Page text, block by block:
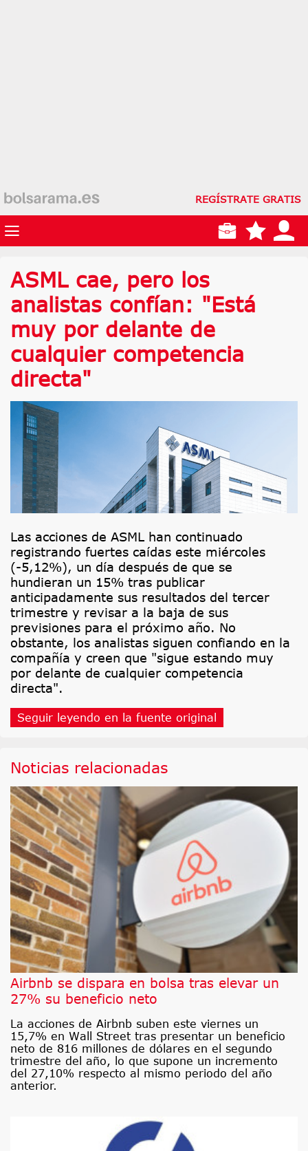
REGÍSTRATE GRATIS
ASML cae, pero los
analistas confían: "Está
muy por delante de
cualquier competencia
directa"
Las acciones de ASML han continuado
registrando fuertes caídas este miércoles
(-5,12%), un día después de que se
hundieran un 15% tras publicar
anticipadamente sus resultados del tercer
trimestre y revisar a la baja de sus
previsiones para el próximo año. No
obstante, los analistas siguen confiando en la
compañía y creen que "sigue estando muy
por delante de cualquier competencia
directa".
Seguir leyendo en la fuente original
Noticias relacionadas
Airbnb se dispara en bolsa tras elevar un
27% su beneficio neto
La acciones de Airbnb suben este viernes un
15,7% en Wall Street tras presentar un beneficio
neto de 816 millones de dólares en el segundo
trimestre del año, lo que supone un incremento
del 27,10% respecto al mismo periodo del año
anterior.